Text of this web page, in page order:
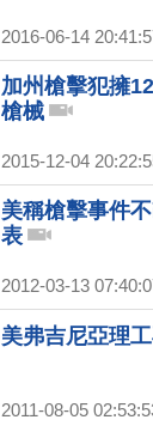
2016-06-14
加州槍擊犯擁
槍械
2015-12-04
美稱槍擊事件
表
2012-03-13
美弗吉尼亞理
2011-08-05